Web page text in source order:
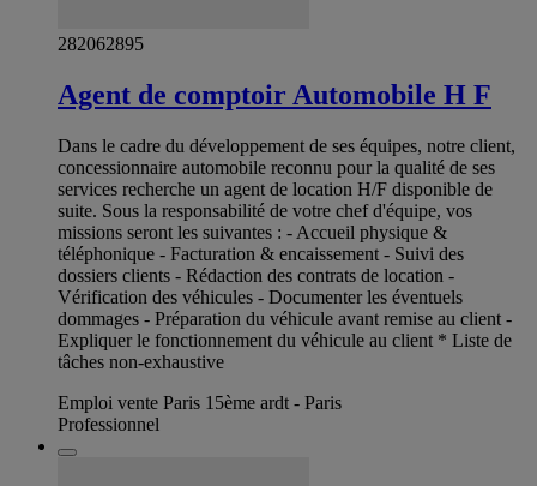
282062895
Agent de comptoir Automobile H F
Dans le cadre du développement de ses équipes, notre client,
concessionnaire automobile reconnu pour la qualité de ses
services recherche un agent de location H/F disponible de
suite. Sous la responsabilité de votre chef d'équipe, vos
missions seront les suivantes : - Accueil physique &
téléphonique - Facturation & encaissement - Suivi des
dossiers clients - Rédaction des contrats de location -
Vérification des véhicules - Documenter les éventuels
dommages - Préparation du véhicule avant remise au client -
Expliquer le fonctionnement du véhicule au client * Liste de
tâches non-exhaustive
Emploi vente Paris 15ème ardt - Paris
Professionnel